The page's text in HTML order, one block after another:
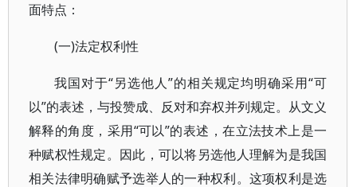
面特点：
(一)法定权利性
我国对于“另选他人”的相关规定均明确采用“可
以”的表述，与投赞成、反对和弃权并列规定。从文义
解释的角度，采用“可以”的表述，在立法技术上是一
种赋权性规定。因此，可以将另选他人理解为是我国
相关法律明确赋予选举人的一种权利。这项权利是选